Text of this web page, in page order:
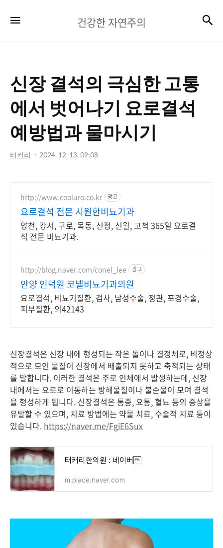
강
연
주
의
건강한 자연주의
신장 결석의 극심한 고통
에서 벗어나기 요로결석
예방법과 물마시기
터커리 2024. 12. 13. 09:08
http://www.cooluro.co.kr 광고
요로결석 전문 시원한비뇨기과
양천, 강서, 구로, 목동, 신정, 신월, 고척 365일 요로결
석 전문 비뇨기과.
http://blog.naver.com/conel_lee 광고
안양 인덕원 코넬비뇨기과의원
요로결석, 비뇨기질환, 검사, 남성수술, 정관, 포경수술,
피부질환, 의42143
신장결석은 신장 내에 형성되는 작은 돌이나 결정체로, 비정상
적으로 모인 물질이 신장에서 배출되지 못하고 축적되는 상태
를 말합니다. 이러한 결석은 주로 인체에서 발생하는데, 신장
내에서는 요로로 이동하는 방해물질이나 불순물이 모여 결석
을 형성하게 됩니다. 신장결석은 통증, 요통, 혈뇨 등의 증상을
유발할 수 있으며, 치료 방법에는 약물 치료, 수술적 치료 등이
있습니다. https://naver.me/FgiE6Sux
터커리한의원 : 네이버
m.place.naver.com